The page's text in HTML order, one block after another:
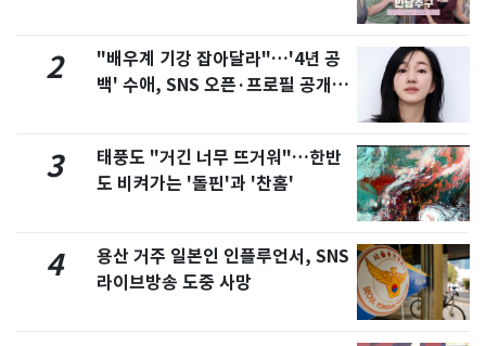
2
"배우계 기강 잡아달라"…'4년 공
백' 수애, SNS 오픈·프로필 공개
3
태풍도 "거긴 너무 뜨거워"…한반
도 비켜가는 '돌핀'과 '찬홈'
4
용산 거주 일본인 인플루언서, SNS
라이브방송 도중 사망